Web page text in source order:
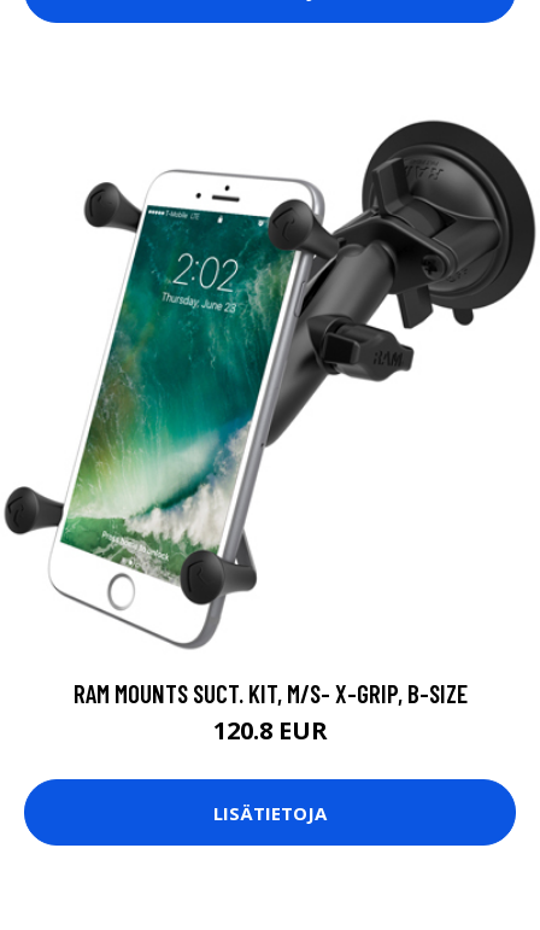
RAM MOUNTS SUCT. KIT, M/S- X-GRIP, B-SIZE
120.8 EUR
LISÄTIETOJA